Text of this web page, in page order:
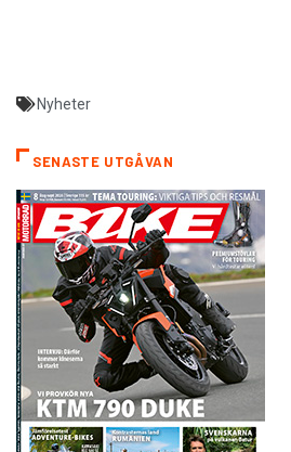
Nyheter
SENASTE UTGÅVAN